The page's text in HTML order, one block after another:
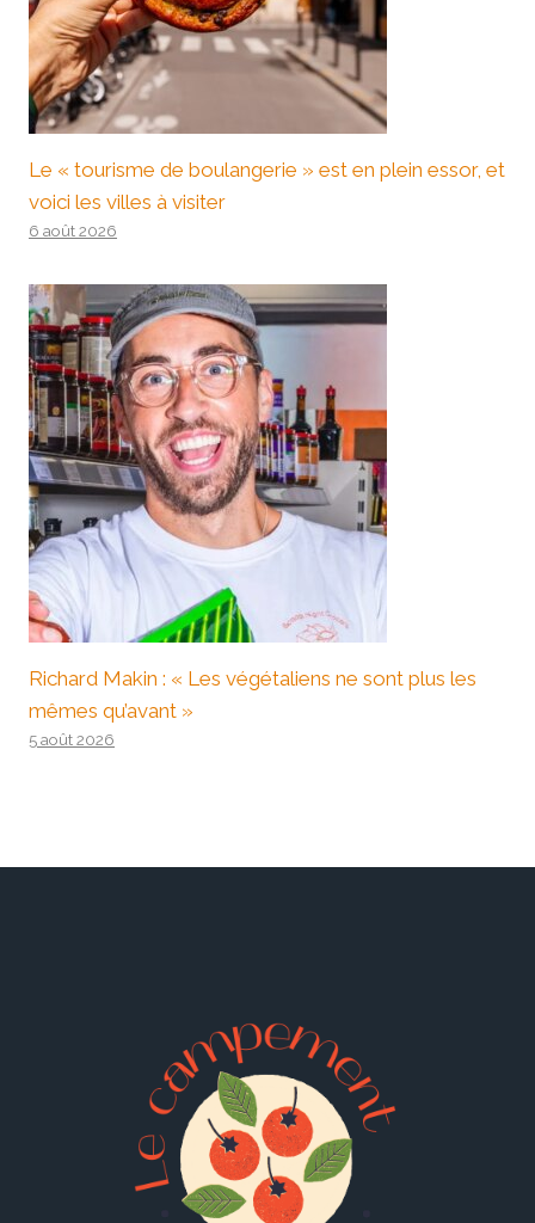
Le « tourisme de boulangerie » est en plein essor, et
voici les villes à visiter
6 août 2026
Richard Makin : « Les végétaliens ne sont plus les
mêmes qu’avant »
5 août 2026